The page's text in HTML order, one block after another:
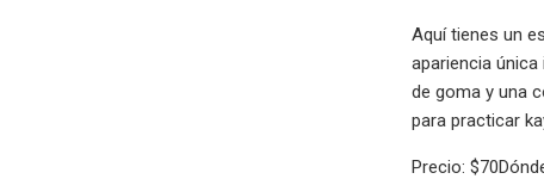
Aquí tienes un
apariencia
de goma y una
para practicar
Precio: